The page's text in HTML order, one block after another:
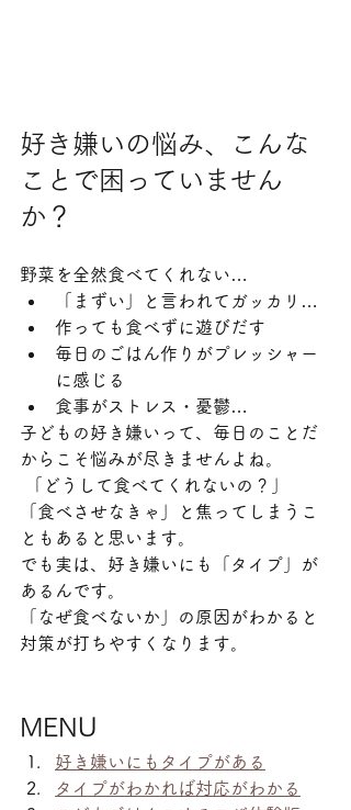
好き嫌いの悩み、こんな
ことで困っていません
か？
野菜を全然食べてくれない…
「まずい」と言われてガッカリ…
作っても食べずに遊びだす
毎日のごはん作りがプレッシャー
に感じる
食事がストレス・憂鬱…
子どもの好き嫌いって、毎日のことだ
からこそ悩みが尽きませんよね。
「どうして食べてくれないの？」
「食べさせなきゃ」と焦ってしまうこ
ともあると思います。
でも実は、好き嫌いにも「タイプ」が
あるんです。
「なぜ食べないか」の原因がわかると
対策が打ちやすくなります。
MENU
好き嫌いにもタイプがある
タイプがわかれば対応がわかる